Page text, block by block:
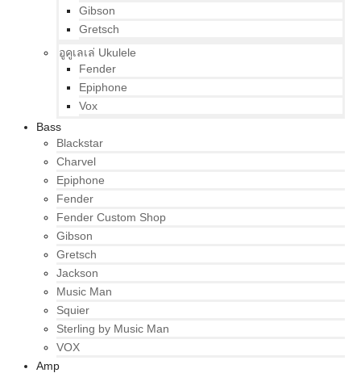
Gibson
Gretsch
อูคูเลเล่ Ukulele
Fender
Epiphone
Vox
Bass
Blackstar
Charvel
Epiphone
Fender
Fender Custom Shop
Gibson
Gretsch
Jackson
Music Man
Squier
Sterling by Music Man
VOX
Amp